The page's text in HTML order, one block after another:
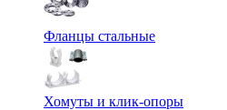
Фланцы стальные
Хомуты и клик-опоры